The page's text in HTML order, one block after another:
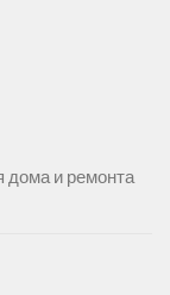
дома и ремонта